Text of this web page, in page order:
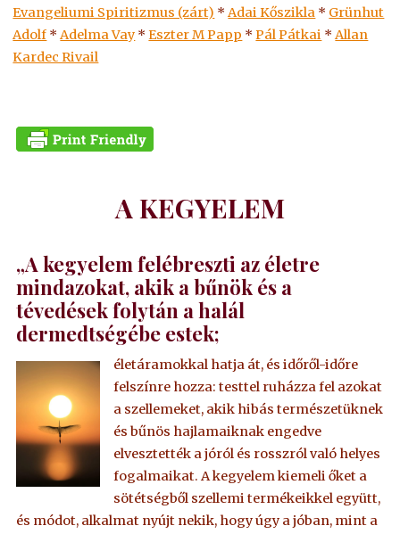
Evangeliumi Spiritizmus (zárt) *Adai Kőszikla * Grünhut
Adolf *Adelma Vay *Eszter M Papp *Pál Pátkai *Allan
Kardec Rivail
A KEGYELEM
„A kegyelem felébreszti az életre
mindazokat, akik a bűnök és a
tévedések folytán a halál
dermedtségébe estek;
életáramokkal hatja át, és időről-időre
felszínre hozza: testtel ruházza fel azokat
a szellemeket, akik hibás természetüknek
és bűnös hajlamaiknak engedve
elvesztették a jóról és rosszról való helyes
fogalmaikat. A kegyelem kiemeli őket a
sötétségből szellemi termékeikkel együtt,
és módot, alkalmat nyújt nekik, hogy úgy a jóban, mint a